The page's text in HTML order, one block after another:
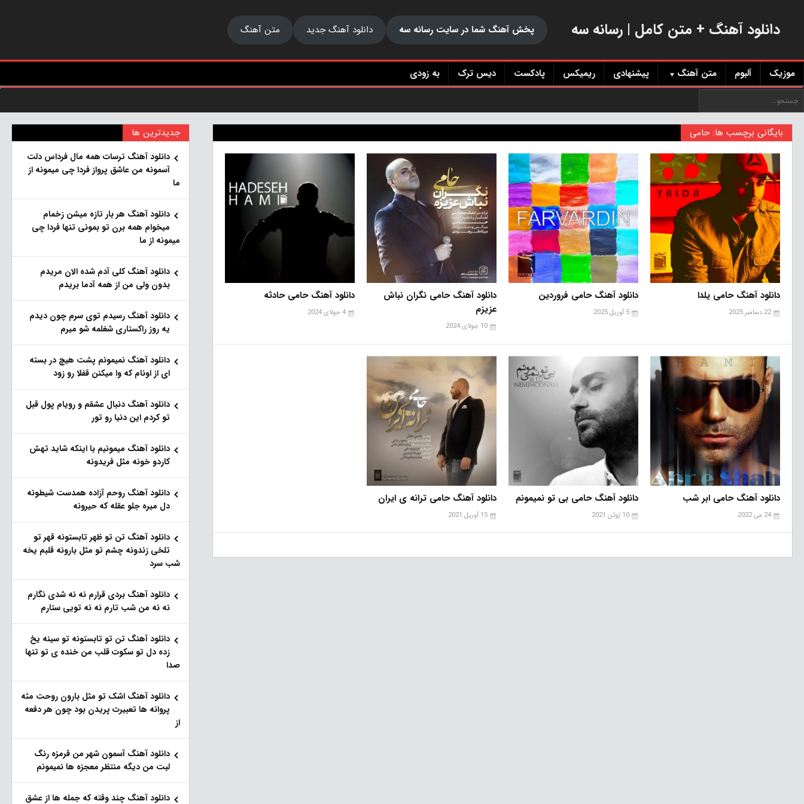
دانلود آهنگ + متن کامل | رسانه سه پخش آهنگ شما در سایت رسانه سه دانلود آهنگ جدید متن آهنگ
موزیک آلبوم متن آهنگ پیشنهادی ریمیکس پادکست دیس ترک به زودی
بایگانی برچسب ها: حامی
دانلود آهنگ حامی یلدا
22 دسامبر 2025
دانلود آهنگ حامی فروردین
5 آوریل 2025
دانلود آهنگ حامی نگران نباش
عزیزم
10 جولای 2024
دانلود آهنگ حامی حادثه
4 جولای 2024
دانلود آهنگ حامی ابر شب
24 می 2022
دانلود آهنگ حامی بی تو نمیمونم
10 ژوئن 2021
دانلود آهنگ حامی ترانه ی ایران
15 آوریل 2021
جدیدترین ها
دانلود آهنگ ترسات همه مال فرداس دلت
آسمونه من عاشق پرواز فردا چی میمونه از
ما
دانلود آهنگ هر بار تازه میشن زخمام
میخوام همه برن تو بمونی تنها فردا چی
میمونه از ما
دانلود آهنگ کلی آدم شده الان مریدم
بدون ولی من از همه آدما بریدم
دانلود آهنگ رسیدم توی سرم چون دیدم
یه روز راکستاری شغلمه شو میرم
دانلود آهنگ نمیمونم پشت هیچ در بسته
ای از اونام که وا میکنن قفلا رو زود
دانلود آهنگ دنبال عشقم و رویام پول قبل
تو کردم این دنیا رو تور
دانلود آهنگ میمونیم با اینکه شاید تهش
کاردو خونه مثل فریدونه
دانلود آهنگ روحم آزاده همدست شیطونه
دل میره جلو عقله که حیرونه
دانلود آهنگ تن تو ظهر تابستونه قهر تو
تلخی زندونه چشم تو مثل بارونه قلبم یخه
شب سرد
دانلود آهنگ بردی قرارم نه نه شدی نگارم
نه نه من شب تارم نه نه تویی ستارم
دانلود آهنگ تن تو تابستونه تو سینه یخ
زده دل تو سکوت قلب من خنده ی تو تنها
صدا
دانلود آهنگ اشک تو مثل بارون روحت مثه
پروانه ها تعبیرت پریدن بود چون هر دفعه
از
دانلود آهنگ آسمون شهر من قرمزه رنگ
لبت من دیگه منتظر معجزه ها نمیمونم
دانلود آهنگ چند وقته که جمله ها از عشق